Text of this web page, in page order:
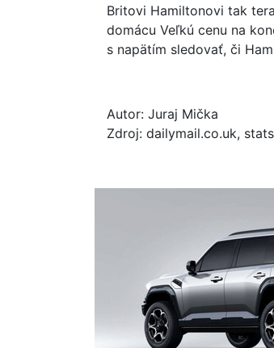
Britovi Hamiltonovi tak
domácu Veľkú cenu na
s napätím sledovať, či
Autor: Juraj Mička
Zdroj: dailymail.co.uk,